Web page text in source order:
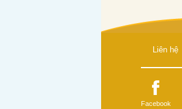
Liên hệ
Facebook